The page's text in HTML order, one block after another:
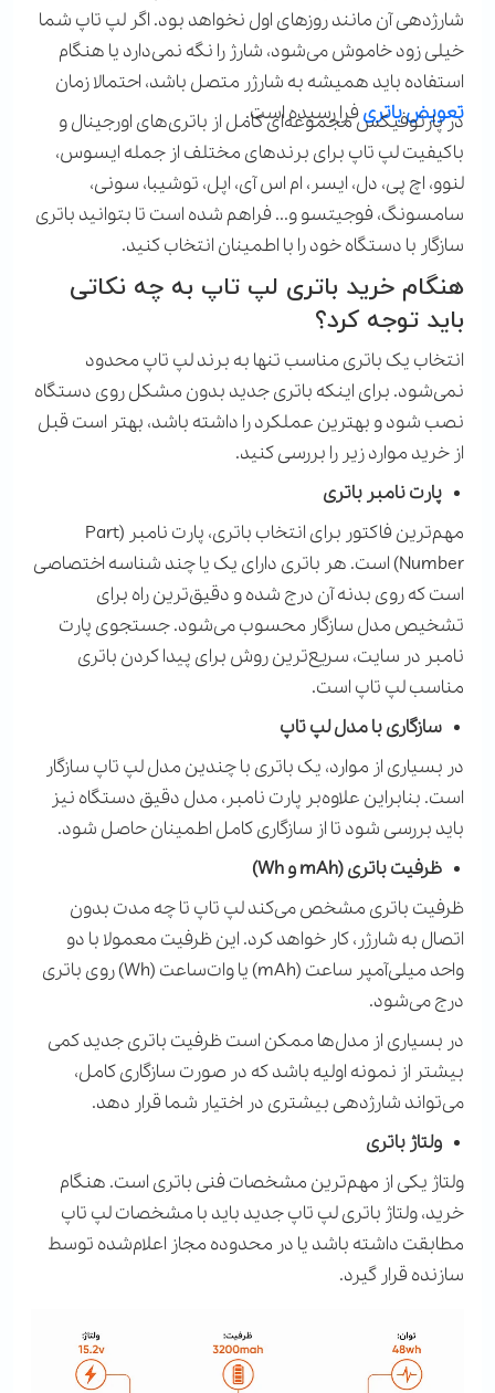
شارژدهی آن مانند روزهای اول نخواهد بود. اگر لپ تاپ شما
خیلی زود خاموش می‌شود، شارژ را نگه نمی‌دارد یا هنگام
استفاده باید همیشه به شارژر متصل باشد، احتمالا زمان
تعویض باتریفرا رسیده است.
در پارتوفیکس مجموعه‌ای کامل از باتری‌های اورجینال و
باکیفیت لپ تاپ برای برندهای مختلف از جمله ایسوس،
لنوو، اچ پی، دل، ایسر، ام اس آی، اپل، توشیبا، سونی،
سامسونگ، فوجیتسو و... فراهم شده است تا بتوانید باتری
سازگار با دستگاه خود را با اطمینان انتخاب کنید.
هنگام خرید باتری لپ تاپ به چه نکاتی
باید توجه کرد؟
انتخاب یک باتری مناسب تنها به برند لپ تاپ محدود
نمی‌شود. برای اینکه باتری جدید بدون مشکل روی دستگاه
نصب شود و بهترین عملکرد را داشته باشد، بهتر است قبل
از خرید موارد زیر را بررسی کنید.
پارت نامبر باتری
مهم‌ترین فاکتور برای انتخاب باتری، پارت نامبر (Part
Number) است. هر باتری دارای یک یا چند شناسه اختصاصی
است که روی بدنه آن درج شده و دقیق‌ترین راه برای
تشخیص مدل سازگار محسوب می‌شود. جستجوی پارت
نامبر در سایت، سریع‌ترین روش برای پیدا کردن باتری
مناسب لپ تاپ است.
سازگاری با مدل لپ تاپ
در بسیاری از موارد، یک باتری با چندین مدل لپ تاپ سازگار
است. بنابراین علاوه‌بر پارت نامبر، مدل دقیق دستگاه نیز
باید بررسی شود تا از سازگاری کامل اطمینان حاصل شود.
ظرفیت باتری (mAhوWh
)
ظرفیت باتری مشخص می‌کند لپ تاپ تا چه مدت بدون
اتصال به شارژر، کار خواهد کرد. این ظرفیت معمولا با دو
واحد میلی‌آمپر ساعت (mAh) یا وات‌ساعت (Wh) روی باتری
درج می‌شود.
در بسیاری از مدل‌ها ممکن است ظرفیت باتری جدید کمی
بیشتر از نمونه اولیه باشد که در صورت سازگاری کامل،
می‌تواند شارژدهی بیشتری در اختیار شما قرار دهد.
ولتاژ باتری
ولتاژ یکی از مهم‌ترین مشخصات فنی باتری است. هنگام
خرید، ولتاژ باتری لپ تاپ جدید باید با مشخصات لپ تاپ
مطابقت داشته باشد یا در محدوده مجاز اعلام‌شده توسط
سازنده قرار گیرد.